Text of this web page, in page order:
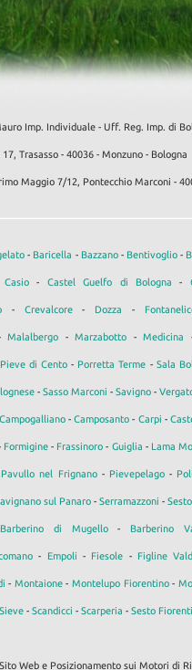
Imp. Individuale - Uff. Reg. Imp. di
Trasasso - 40036 - Monzuno - Bologna
Maggio 7/12, Pontecchio Marconi -
- Baricella - Bazzano- Bentivoglio-
- Castel Guelfo di Bologna -
- Crevalcore- Dozza -
Malalbergo -Marzabotto -Medicina
Pieve di Cento - Porretta Terme - Sala
- Sasso Marconi - Savigno -
Campogalliano-Camposanto - Carpi -
Formigine- Frassinoro - Guiglia - Lama
Pavullo nel Frignano- Pievepelago-
sul Panaro - Serramazzoni -
Barberino di Mugello- Barberino
- Empoli - Fiesole - Figline
- Montaione-Montelupo Fiorentino-
- Scandicci - Scarperia - Sesto
Web e Posizionamento sui Motori di